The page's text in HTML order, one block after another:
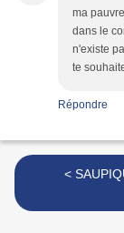
ma
dans le
n'existe
te
Répondre
<